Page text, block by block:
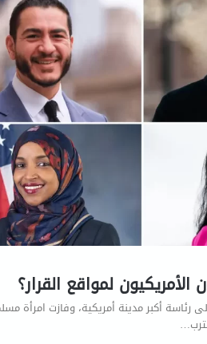
لمواقع القرار؟
أكبر مدينة أمريكية، وفازت امرأة